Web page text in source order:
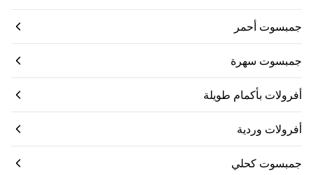
جمبسوت أحمر
جمبسوت سهرة
أفرولات بأكمام طويلة
أفرولات وردية
جمبسوت كحلي